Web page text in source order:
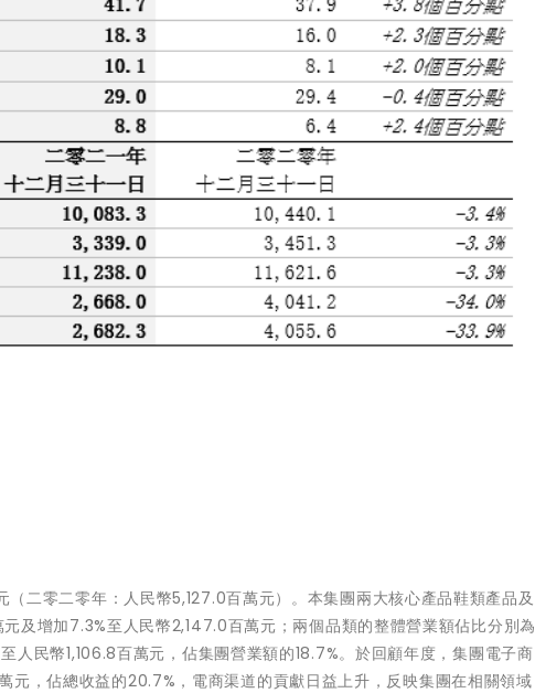
二零二零年：人民幣5,127.0百萬元）。本集團兩大核心產品鞋類產品及
及增加7.3%至人民幣2,147.0百萬元；兩個品類的整體營業額佔比分別為
人民幣1,106.8百萬元，佔集團營業額的18.7%。於回顧年度，集團電子商
元，佔總收益的20.7%，電商渠道的貢獻日益上升，反映集團在相關領域